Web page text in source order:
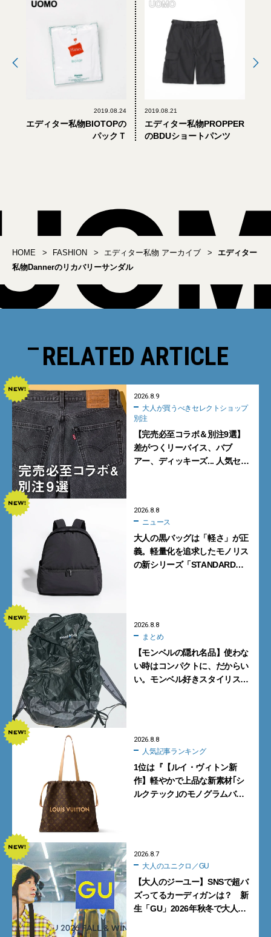
2019.08.24
エディター私物BIOTOPの
パックＴ
2019.08.21
エディター私物PROPPER
のBDUショートパンツ
HOME FASHION エディター私物 アーカイブ
エディター
私物Dannerのリカバリーサンダル
RELATED ARTICLE
2026.8.9
別注
【完売必至コラボ＆別注9選】
差がつくリーバイス、バブ
アー、ディッキーズ... 人気セレ
2026.8.8
ニュース
大人の黒バッグは「軽さ」が正
義。軽量化を追求したモノリス
の新シリーズ「STANDARD
2026.8.8
まとめ
【モンベルの隠れ名品】使わな
い時はコンパクトに、だからい
い。モンベル好きスタイリスト
2026.8.8
人気記事ランキング
1位は『【ルイ・ヴィトン新
作】軽やかで上品な新素材｢シ
ルクテック｣のモノグラムバッ
2026.8.7
大人のユニクロ／GU
【大人のジーユー】SNSで超バ
ズってるカーディガンは？ 新
生「GU」2026年秋冬で大人メ